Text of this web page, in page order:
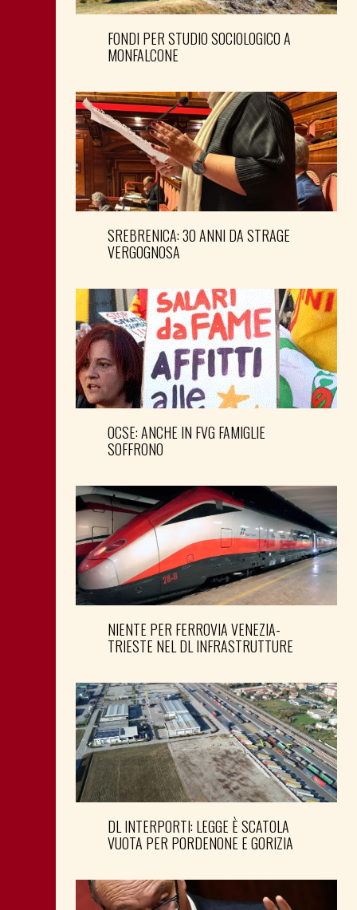
FONDI PER STUDIO SOCIOLOGICO A
MONFALCONE
SREBRENICA: 30 ANNI DA STRAGE
VERGOGNOSA
OCSE: ANCHE IN FVG FAMIGLIE
SOFFRONO
NIENTE PER FERROVIA VENEZIA-
TRIESTE NEL DL INFRASTRUTTURE
DL INTERPORTI: LEGGE È SCATOLA
VUOTA PER PORDENONE E GORIZIA